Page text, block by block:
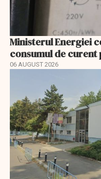
Ministerul Energiei
consumul de curent
06 AUGUST 2026